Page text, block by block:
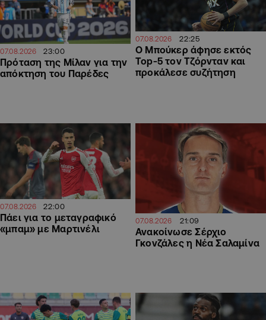
07.08.2026 23:00
Πρόταση της Μίλαν για την
απόκτηση του Παρέδες
07.08.2026 22:25
Ο Μπούκερ άφησε εκτός
Top-5 τον Τζόρνταν και
προκάλεσε συζήτηση
07.08.2026 22:00
Πάει για το μεταγραφικό
«μπαμ» με Μαρτινέλι
07.08.2026 21:09
Ανακοίνωσε Σέρχιο
Γκονζάλες η Νέα Σαλαμίνα